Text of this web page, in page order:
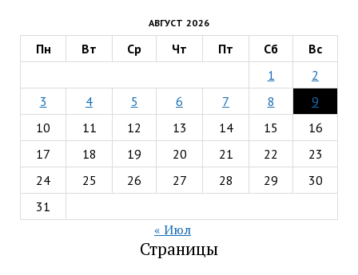
АВГУСТ 2026
Пн Вт Ср Чт Пт Сб
Вс
1
2
3
4 5 6 7 8
9
10
11 12 13 14 15
16
17
18 19 20 21 22
23
24
25 26 27 28 29
30
31
« Июл
Страницы